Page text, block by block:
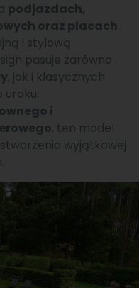
podjazdach,
oraz placach
i stylową
pasuje zarówno
, jak i klasycznych
i
, ten model
wyjątkowej